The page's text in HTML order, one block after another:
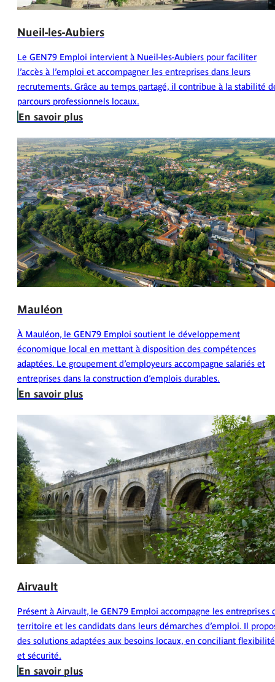
Nueil-les-Aubiers
Le GEN79 Emploi intervient à Nueil-les-Aubiers pour faciliter
l’accès à l’emploi et accompagner les entreprises dans leurs
recrutements. Grâce au temps partagé, il contribue à la stabilité
parcours professionnels locaux.
En savoir plus
Mauléon
À Mauléon, le GEN79 Emploi soutient le développement
économique local en mettant à disposition des compétences
adaptées. Le groupement d’employeurs accompagne salariés et
entreprises dans la construction d’emplois durables.
En savoir plus
Airvault
Présent à Airvault, le GEN79 Emploi accompagne les entreprises
territoire et les candidats dans leurs démarches d’emploi. Il
des solutions adaptées aux besoins locaux, en conciliant flexibilité
et sécurité.
En savoir plus